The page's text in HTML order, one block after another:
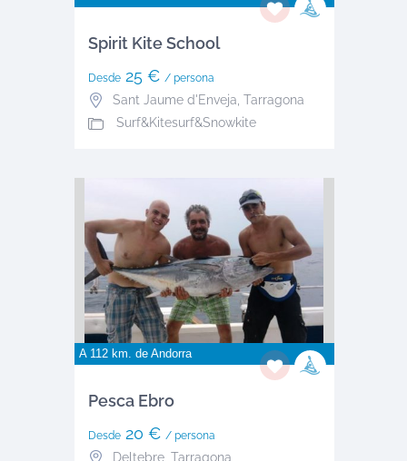
Spirit Kite School
Desde25 € / persona
Sant Jaume d'Enveja Tarragona
Surf&Kitesurf&Snowkite
A 112 km. de Andorra
Pesca Ebro
Desde20 € / persona
Deltebre, Tarragona